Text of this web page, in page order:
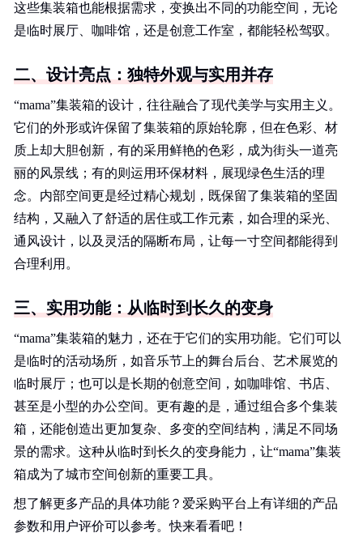
这些集装箱也能根据需求，变换出不同的功能空间，无论
是临时展厅、咖啡馆，还是创意工作室，都能轻松驾驭。
二、设计亮点：独特外观与实用并存
“mama”集装箱的设计，往往融合了现代美学与实用主义。
它们的外形或许保留了集装箱的原始轮廓，但在色彩、材
质上却大胆创新，有的采用鲜艳的色彩，成为街头一道亮
丽的风景线；有的则运用环保材料，展现绿色生活的理
念。内部空间更是经过精心规划，既保留了集装箱的坚固
结构，又融入了舒适的居住或工作元素，如合理的采光、
通风设计，以及灵活的隔断布局，让每一寸空间都能得到
合理利用。
三、实用功能：从临时到长久的变身
“mama”集装箱的魅力，还在于它们的实用功能。它们可以
是临时的活动场所，如音乐节上的舞台后台、艺术展览的
临时展厅；也可以是长期的创意空间，如咖啡馆、书店、
甚至是小型的办公空间。更有趣的是，通过组合多个集装
箱，还能创造出更加复杂、多变的空间结构，满足不同场
景的需求。这种从临时到长久的变身能力，让“mama”集装
箱成为了城市空间创新的重要工具。
想了解更多产品的具体功能？爱采购平台上有详细的产品
参数和用户评价可以参考。快来看看吧！